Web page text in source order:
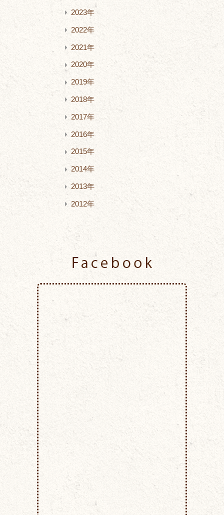
2023年
2022年
2021年
2020年
2019年
2018年
2017年
2016年
2015年
2014年
2013年
2012年